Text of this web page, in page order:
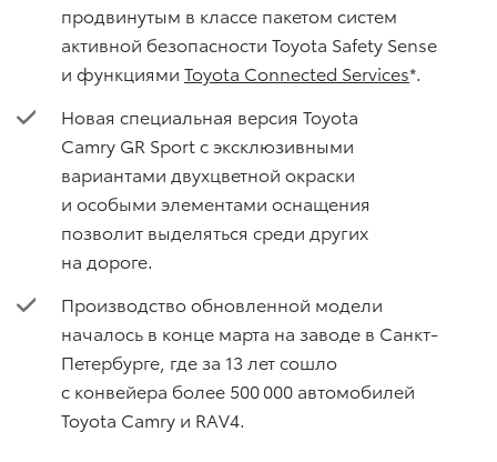
продвинутым в классе пакетом систем
активной безопасности Toyota Safety Sense
и функциями Toyota Connected Services*.
Новая специальная версия Toyota
Camry GR Sport с эксклюзивными
вариантами двухцветной окраски
и особыми элементами оснащения
позволит выделяться среди других
на дороге.
Производство обновленной модели
началось в конце марта на заводе в Санкт-
Петербурге, где за 13 лет сошло
с конвейера более 500 000 автомобилей
Toyota Camry и RAV4.